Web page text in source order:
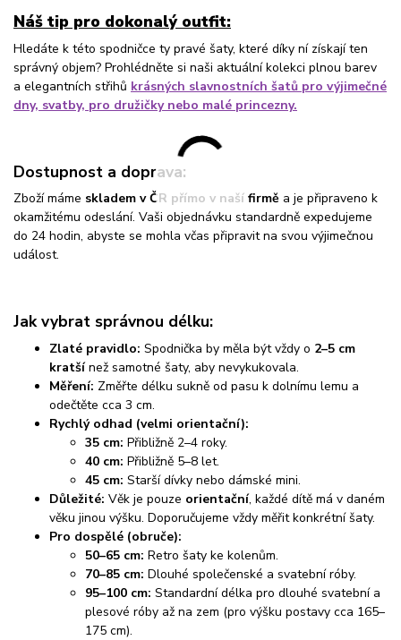
Náš tip pro dokonalý outfit:
Hledáte k této spodničce ty pravé šaty, které díky ní získají ten
správný objem? Prohlédněte si naši aktuální kolekci plnou barev
a elegantních střihů krásných slavnostních šatů pro výjimečné
dny, svatby, pro družičky nebo malé princezny.
Dostupnost a doprava:
Zboží máme skladem v ČR přímo v naší firmě a je připraveno k
okamžitému odeslání. Vaši objednávku standardně expedujeme
do 24 hodin, abyste se mohla včas připravit na svou výjimečnou
událost.
Jak vybrat správnou délku:
Zlaté pravidlo: Spodnička by měla být vždy o 2–5 cm
kratšínež samotné šaty, aby nevykukovala.
Měření: Změřte délku sukně od pasu k dolnímu lemu a
odečtěte cca 3 cm.
Rychlý odhad (velmi orientační):
35 cm: Přibližně 2–4 roky.
40 cm: Přibližně 5–8 let.
45 cm: Starší dívky nebo dámské mini.
Důležité: Věk je pouze orientační, každé dítě má v daném
věku jinou výšku. Doporučujeme vždy měřit konkrétní šaty.
Pro dospělé (obruče):
50–65 cm: Retro šaty ke kolenům.
70–85 cm: Dlouhé společenské a svatební róby.
95–100 cm: Standardní délka pro dlouhé svatební a
plesové róby až na zem (pro výšku postavy cca 165–
175 cm).